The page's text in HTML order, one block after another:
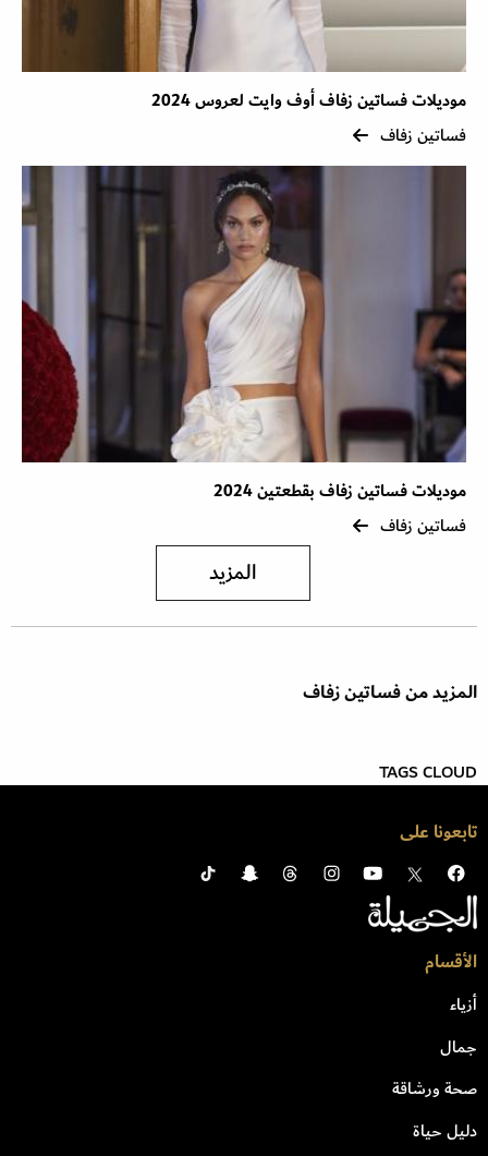
موديلات فساتين زفاف أوف وايت لعروس 2024
فساتين زفاف
موديلات فساتين زفاف بقطعتين 2024
فساتين زفاف
المزيد
المزيد من فساتين زفاف
TAGS CLOUD
تابعونا على
الأقسام
أزياء
جمال
صحة ورشاقة
دليل حياة